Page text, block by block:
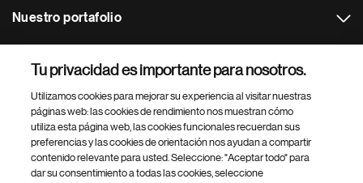
Nuestro portafolio
Footer Site Search
Tu privacidad es importante para nosotros.
Utilizamos cookies para mejorar su experiencia al visitar nuestras
páginas web: las cookies de rendimiento nos muestran cómo
utiliza esta página web, las cookies funcionales recuerdan sus
preferencias y las cookies de orientación nos ayudan a compartir
contenido relevante para usted. Seleccione: "Aceptar todo" para
dar su consentimiento a todas las cookies, seleccione